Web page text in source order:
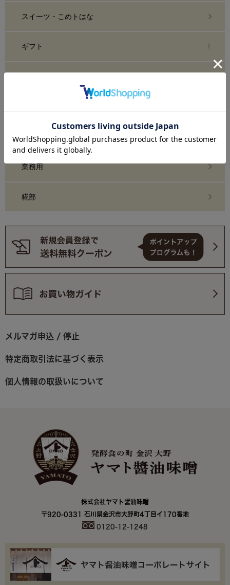
スイーツ・こめトはな
ギフト
おまとめ買い・定期購入
業務用
糀部
メルマガ申込 / 停止
特定商取引法に基づく表示
個人情報の取扱いについて
株式会社ヤマト醤油味噌
〒920-0331 石川県金沢市大野町4丁目イ170番地
0120-12-1248